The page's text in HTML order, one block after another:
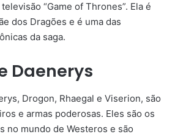
“Game of Thrones”. Ela é
dos Dragões e é uma das
da saga.
Daenerys
Drogon, Rhaegal e Viserion, são
e armas poderosas. Eles são os
no mundo de Westeros e são